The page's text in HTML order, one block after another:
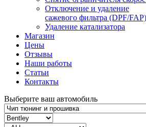
Отключение и удаление
сажевого фильтра (DPF/FAP)
Удаление катализатора
Магазин
Цены
Отзывы
Наши работы
Статьи
Контакты
Выберите ваш автомобиль